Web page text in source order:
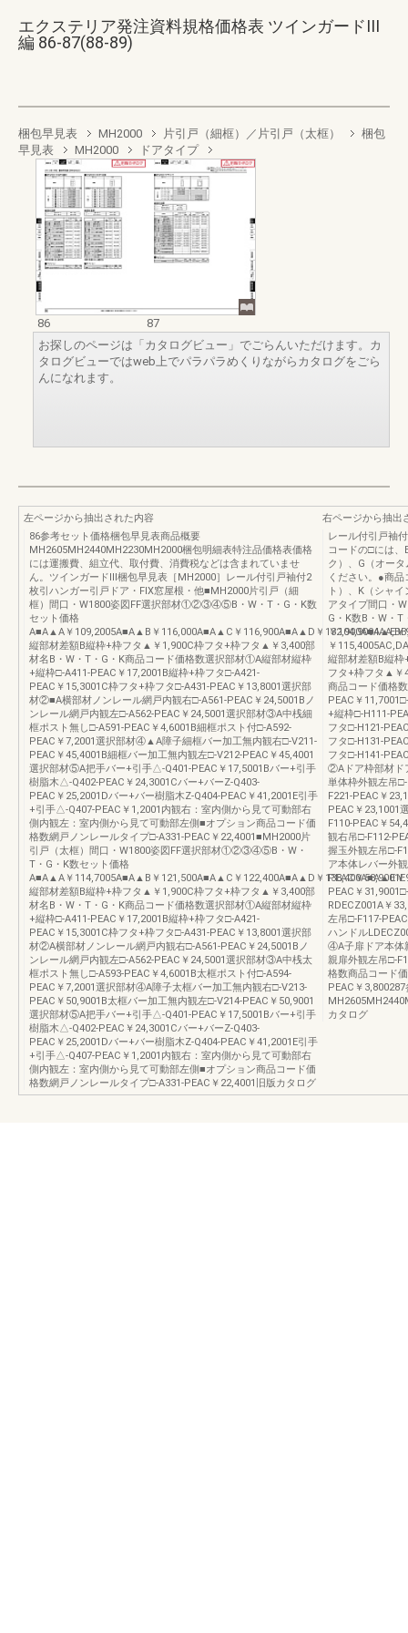
エクステリア発注資料規格価格表 ツインガードIII
編 86-87(88-89)
梱包早見表 MH2000 片引戸（細框）／片引戸（太框）
梱包
早見表
MH2000 ドアタイプ
86
87
お探しのページは「カタログビュー」でごらんいただけます。カ
タログビューではweb上でパラパラめくりながらカタログをごら
んになれます。
左ページから抽出された内容
86参考セット価格梱包早見表商品概要
MH2605MH2440MH2230MH2000梱包明細表特注品価格表価格
には運搬費、組立代、取付費、消費税などは含まれていませ
ん。ツインガードⅢ梱包早見表［MH2000］レール付引戸袖付2
枚引ハンガー引戸ドア・FIX窓屋根・他■MH2000片引戸（細
框）間口・W1800姿図FF選択部材①②③④⑤B・W・T・G・K数
セット価格
A■A▲A￥109,2005A■A▲B￥116,000A■A▲C￥116,900A■A▲D￥132,900A■A▲E
縦部材差額B縦枠+枠フタ▲￥1,900C枠フタ+枠フタ▲￥3,400部
材名B・W・T・G・K商品コード価格数選択部材①A縦部材縦枠
+縦枠□-A411-PEAC￥17,2001B縦枠+枠フタ□-A421-
PEAC￥15,3001C枠フタ+枠フタ□-A431-PEAC￥13,8001選択部
材②■A横部材ノンレール網戸内観右□-A561-PEAC￥24,5001Bノ
ンレール網戸内観左□-A562-PEAC￥24,5001選択部材③A中桟細
框ポスト無し□-A591-PEAC￥4,6001B細框ポスト付□-A592-
PEAC￥7,2001選択部材④▲A障子細框バー加工無内観右□-V211-
PEAC￥45,4001B細框バー加工無内観左□-V212-PEAC￥45,4001
選択部材⑤A把手バー+引手△-Q401-PEAC￥17,5001Bバー+引手
樹脂木△-Q402-PEAC￥24,3001Cバー+バーZ-Q403-
PEAC￥25,2001Dバー+バー樹脂木Z-Q404-PEAC￥41,2001E引手
+引手△-Q407-PEAC￥1,2001内観右：室内側から見て可動部右
側内観左：室内側から見て可動部左側■オプション商品コード価
格数網戸ノンレールタイプ□-A331-PEAC￥22,4001■MH2000片
引戸（太框）間口・W1800姿図FF選択部材①②③④⑤B・W・
T・G・K数セット価格
A■A▲A￥114,7005A■A▲B￥121,500A■A▲C￥122,400A■A▲D￥138,400A■A▲E
縦部材差額B縦枠+枠フタ▲￥1,900C枠フタ+枠フタ▲￥3,400部
材名B・W・T・G・K商品コード価格数選択部材①A縦部材縦枠
+縦枠□-A411-PEAC￥17,2001B縦枠+枠フタ□-A421-
PEAC￥15,3001C枠フタ+枠フタ□-A431-PEAC￥13,8001選択部
材②A横部材ノンレール網戸内観右□-A561-PEAC￥24,5001Bノ
ンレール網戸内観左□-A562-PEAC￥24,5001選択部材③A中桟太
框ポスト無し□-A593-PEAC￥4,6001B太框ポスト付□-A594-
PEAC￥7,2001選択部材④A障子太框バー加工無内観右□-V213-
PEAC￥50,9001B太框バー加工無内観左□-V214-PEAC￥50,9001
選択部材⑤A把手バー+引手△-Q401-PEAC￥17,5001Bバー+引手
樹脂木△-Q402-PEAC￥24,3001Cバー+バーZ-Q403-
PEAC￥25,2001Dバー+バー樹脂木Z-Q404-PEAC￥41,2001E引手
+引手△-Q407-PEAC￥1,2001内観右：室内側から見て可動部右
側内観左：室内側から見て可動部左側■オプション商品コード価
格数網戸ノンレールタイプ□-A331-PEAC￥22,4001旧版カタログ
右ページから抽出
レール付引戸袖
コードの□には、
ク）、G（オー
ください。●商
ト）、K（シャ
アタイプ間口・
G・K数B・W・T
￥
￥
縦部材差額B縦
フタ+枠フタ▲￥
商品コード価格
PEAC￥
+縦枠□-H111-
フタ□-H121-
フタ□-H131-
フタ□-H141-
②Aドア枠部材ド
単体枠外観左吊
F221-PEAC￥
PEAC￥23,1001
F110-PEAC￥
観右吊□-F112-
握玉外観左吊□-
ア本体レバー外
PEAC￥
PEAC￥
RDECZ001A￥
左吊□-F117-
ハンドル
④A子扉ドア本体
親扉外観左吊□-
格数商品コード
PEAC￥
カタログ